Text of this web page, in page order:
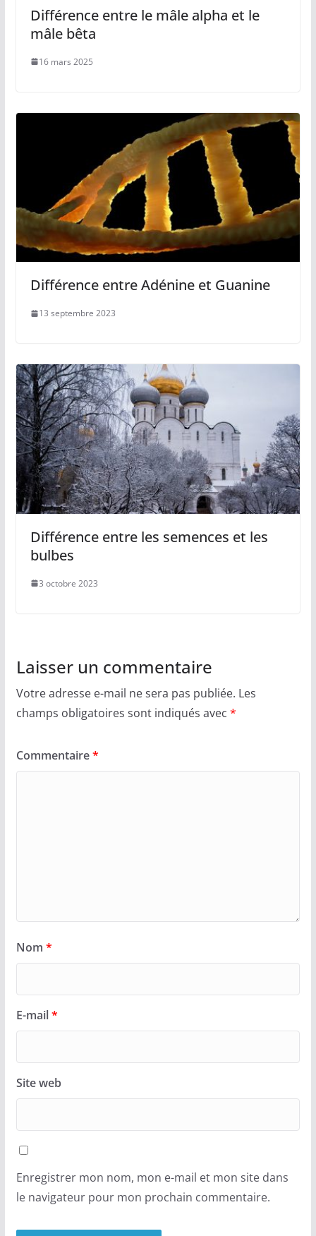
Différence entre le mâle alpha et le
mâle bêta
16 mars 2025
Différence entre Adénine et Guanine
13 septembre 2023
Différence entre les semences et les
bulbes
3 octobre 2023
Laisser un commentaire
Votre adresse e-mail ne sera pas publiée. Les
champs obligatoires sont indiqués avec *
Commentaire*
Nom *
E-mail*
Site web
Enregistrer mon nom, mon e-mail et mon site dans
le navigateur pour mon prochain commentaire.